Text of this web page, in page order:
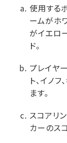
使用する
ームがホ
がイエロ
ド。
プレイヤ
ト、イノ
ます。
スコアリ
カーのス